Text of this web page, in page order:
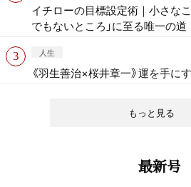
もっと見る
イチローの目標設定術｜小さな
でもないところ」に至る唯一の道
人生
《羽生善治×桜井章一》運を手に
最新号